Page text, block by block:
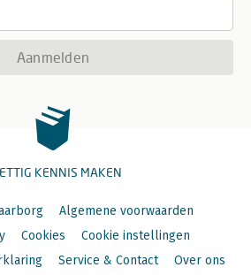
Aanmelden
KENNIS MAKEN
Algemene voorwaarden
Cookies
Cookie instellingen
Service & Contact Over ons